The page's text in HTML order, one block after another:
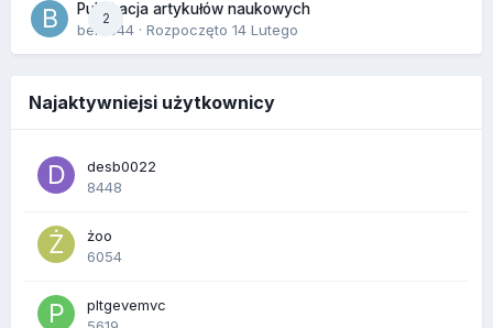
2
Publikacja artykułów naukowych
berus44 · Rozpoczęto 14 Lutego
Najaktywniejsi użytkownicy
desb0022
8448
żoo
6054
pltgevemvc